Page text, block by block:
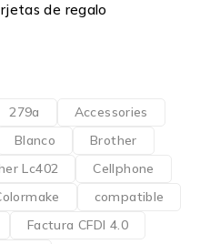
de regalo
279a
Accessories
Blanco
Brother
Lc402
Cellphone
compatible
Factura CFDI 4.0